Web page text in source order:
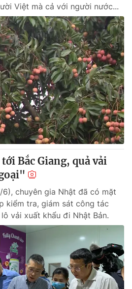
Việt mà cả với người nước...
Bắc Giang, quả vải
6), chuyên gia Nhật đã có mặt
kiểm tra, giám sát công tác
vải xuất khẩu đi Nhật Bản.